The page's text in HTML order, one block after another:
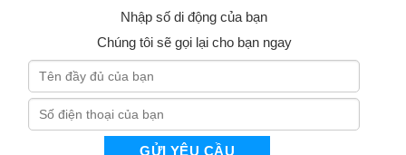
Nhập số di động của bạn
Chúng tôi sẽ gọi lại cho bạn ngay